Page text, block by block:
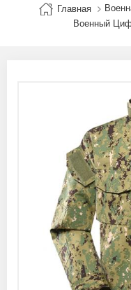
Главная
Военный